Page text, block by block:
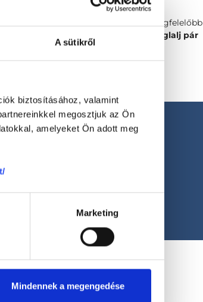
A sütikről
biztosításához, valamint
megosztjuk az Ön
amelyeket Ön adott meg
Marketing
Mindennek a megengedése
Válaszd ki a számodra legmegfelelőbb
foglalj pár